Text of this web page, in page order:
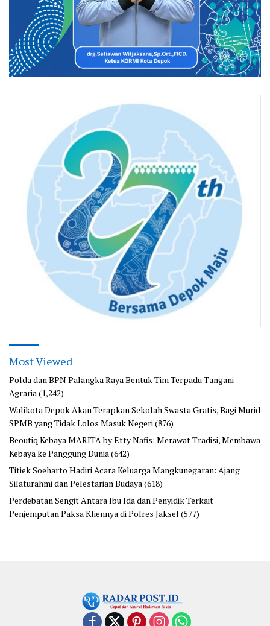
Most Viewed
Polda dan BPN Palangka Raya Bentuk Tim Terpadu Tangani
Agraria(1,242)
Walikota Depok Akan Terapkan Sekolah Swasta Gratis, Bagi Murid
SPMB yang Tidak Lolos Masuk Negeri(876)
Beoutiq Kebaya MARITA by Etty Nafis: Merawat Tradisi, Membawa
Kebaya ke Panggung Dunia(642)
Titiek Soeharto Hadiri Acara Keluarga Mangkunegaran: Ajang
Silaturahmi dan Pelestarian Budaya(618)
Perdebatan Sengit Antara Ibu Ida dan Penyidik Terkait
Penjemputan Paksa Kliennya di Polres Jaksel (577)